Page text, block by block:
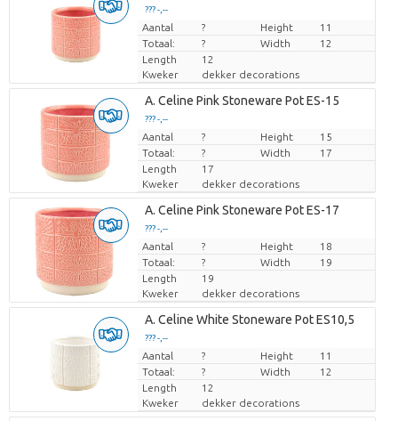
??? -,--
Prijs per stuk
Aantal ? Height
11
Totaal:
? Width
12
Length
12
Kweker
dekker decorations
A. Celine Pink Stoneware Pot ES-15
??? -,--
Prijs per stuk
Aantal ? Height
15
Totaal:
? Width
17
Length
17
Kweker
dekker decorations
A. Celine Pink Stoneware Pot ES-17
??? -,--
Prijs per stuk
Aantal ? Height
18
Totaal:
? Width
19
Length
19
Kweker
dekker decorations
A. Celine White Stoneware Pot ES10,5
??? -,--
Prijs per stuk
Aantal ? Height
11
Totaal:
? Width
12
Length
12
Kweker
dekker decorations